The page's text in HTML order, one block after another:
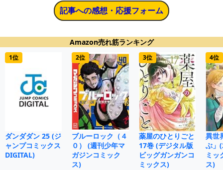
記事への感想・応援フォーム
Amazon売れ筋ランキング
1位
ダンダダン 25 (ジ
ャンプコミックス
DIGITAL)
2位
ブルーロック（４
０） (週刊少年マ
ガジンコミック
ス)
3位
薬屋のひとりごと
17巻 (デジタル版
ビッグガンガンコ
ミックス)
4位
異世
ぶ」
ミッ
ス)